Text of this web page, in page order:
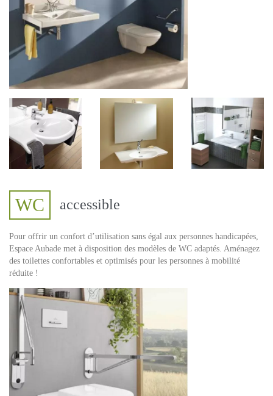
WC accessible
Pour offrir un confort d’utilisation sans égal aux personnes handicapées,
Espace Aubade met à disposition des modèles de WC adaptés. Aménagez
des toilettes confortables et optimisés pour les personnes à mobilité
réduite !